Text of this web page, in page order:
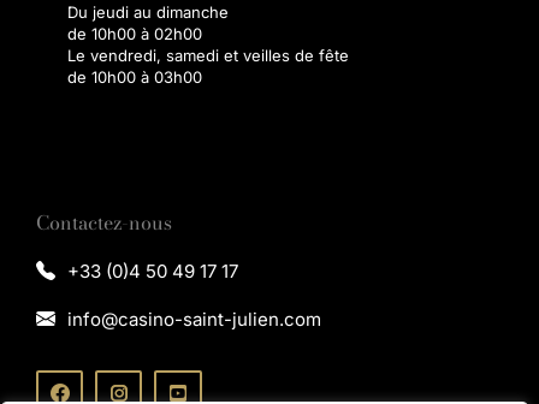
Du jeudi au dimanche
de 10h00 à 02h00
Le vendredi, samedi et veilles de fête
de 10h00 à 03h00
Contactez-nous
+33 (0)4 50 49 17 17
info@casino-saint-julien.com